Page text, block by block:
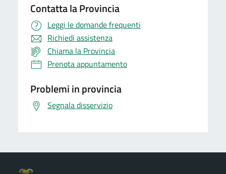
Contatta la Provincia
Leggi le domande frequenti
Richiedi assistenza
Chiama la Provincia
Prenota appuntamento
Problemi in provincia
Segnala disservizio